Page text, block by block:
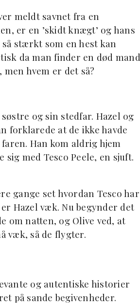
meldt savnet fra en
er en ’skidt knægt’ og hans
stærkt som en hest kan
da man finder en død mand
hvem er det så?
og sin stedfar. Hazel og
forklarede at de ikke havde
Han kom aldrig hjem
med Tesco Peele, en sjuft.
gange set hvordan Tesco har
Hazel væk. Nu begynder det
om natten, og Olive ved, at
væk, så de flygter.
og autentiske historier
på sande begivenheder.